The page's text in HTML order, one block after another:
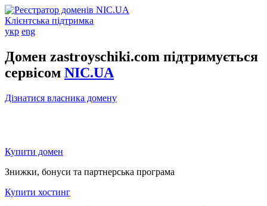
Клієнтська підтримка
укр eng
Домен zastroyschiki.com підтримується
сервісом NIC.UA
Дізнатися власника домену
Купити домен
Знижки, бонуси та партнерська програма
Купити хостинг